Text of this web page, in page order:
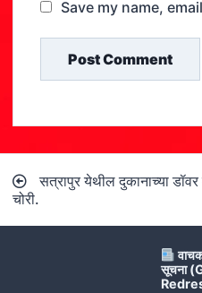
Save my name,
navigation
सत्रापुर येथील दुकानाच्या
चोरी.
सूचना